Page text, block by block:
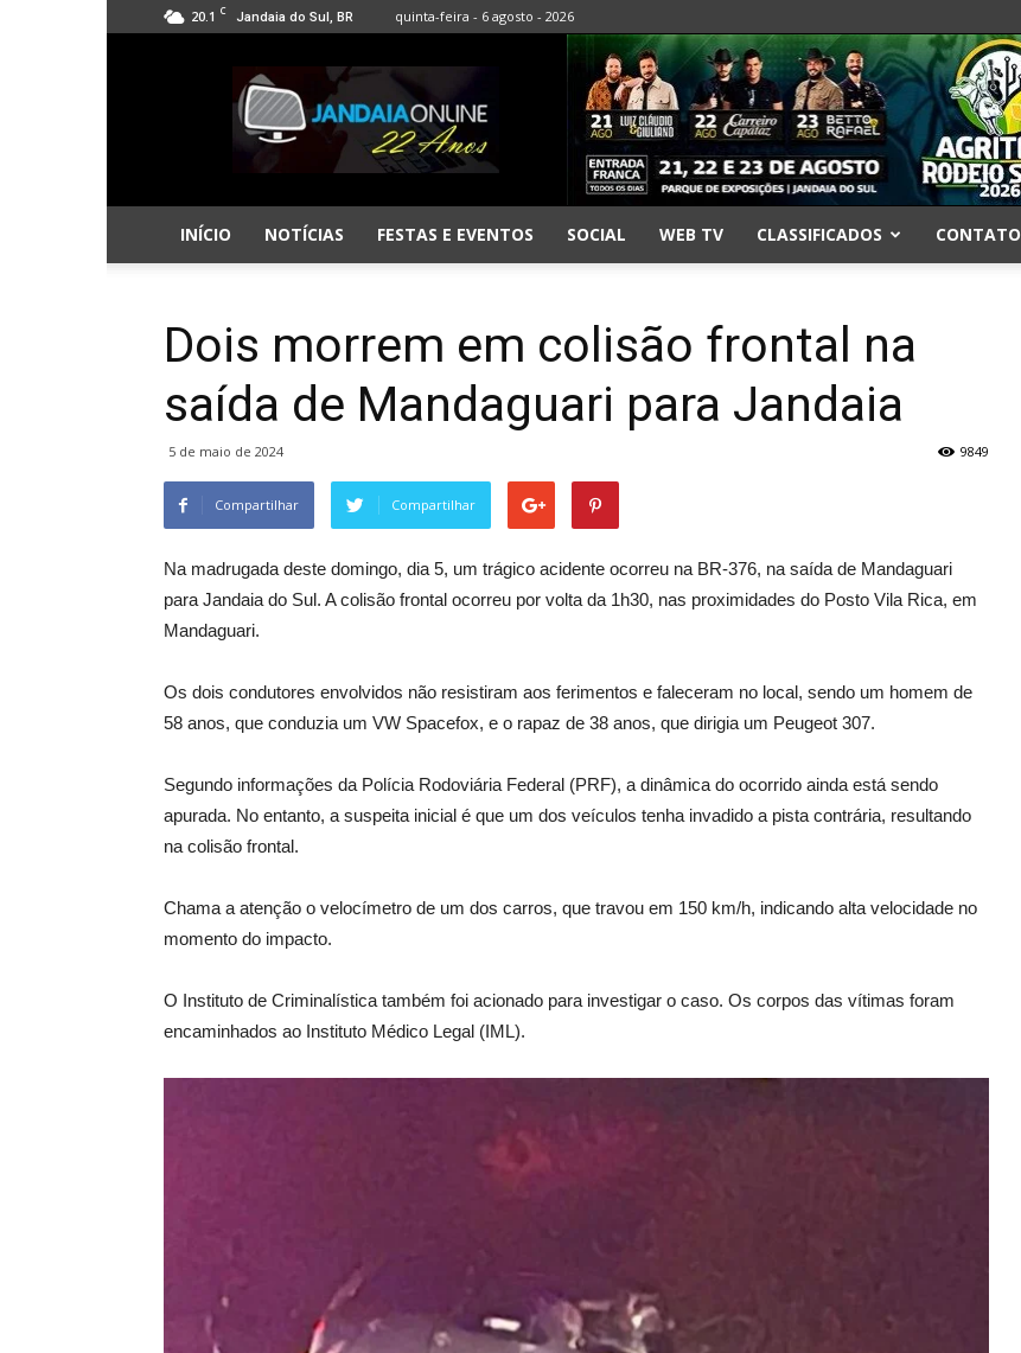
20.1 C Jandaia do Sul, BR quinta-feira - 6 agosto - 2026
Jandaia
Online
INÍCIO NOTÍCIAS FESTAS E EVENTOS SOCIAL WEB TV CLASSIFICADOS CONTATO
Dois morrem em colisão frontal na
saída de Mandaguari para Jandaia
5 de maio de 2024 9849
Compartilhar Compartilhar
Na madrugada deste domingo, dia 5, um trágico acidente ocorreu na BR-376, na saída de Mandaguari
para Jandaia do Sul. A colisão frontal ocorreu por volta da 1h30, nas proximidades do Posto Vila Rica, em
Mandaguari.
Os dois condutores envolvidos não resistiram aos ferimentos e faleceram no local, sendo um homem de
58 anos, que conduzia um VW Spacefox, e o rapaz de 38 anos, que dirigia um Peugeot 307.
Segundo informações da Polícia Rodoviária Federal (PRF), a dinâmica do ocorrido ainda está sendo
apurada. No entanto, a suspeita inicial é que um dos veículos tenha invadido a pista contrária, resultando
na colisão frontal.
Chama a atenção o velocímetro de um dos carros, que travou em 150 km/h, indicando alta velocidade no
momento do impacto.
O Instituto de Criminalística também foi acionado para investigar o caso. Os corpos das vítimas foram
encaminhados ao Instituto Médico Legal (IML).